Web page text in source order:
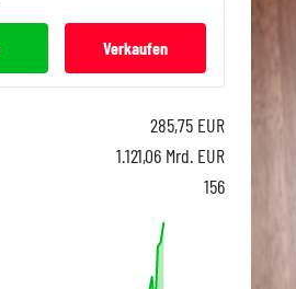
Verkaufen
285,75 EUR
1.121,06 Mrd. EUR
156